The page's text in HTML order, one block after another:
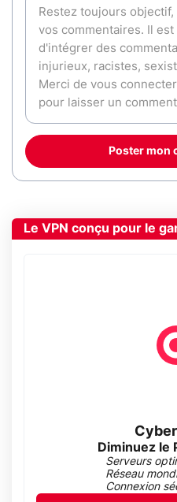
Poster mon
Le VPN conçu pour le
Diminuez le
Serveurs
Réseau
Connexion